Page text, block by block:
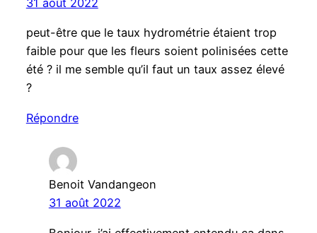
31 août 2022
peut-être que le taux hydrométrie étaient trop
faible pour que les fleurs soient polinisées cette
été ? il me semble qu’il faut un taux assez élevé
?
Répondre
Benoit Vandangeon
31 août 2022